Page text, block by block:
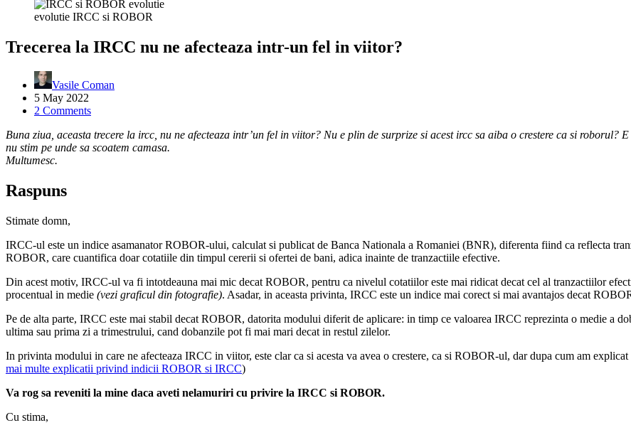
evolutie IRCC si ROBOR
Trecerea la IRCC nu ne afecteaza intr-un fel in viitor?
Vasile Coman
5 May 2022
2 Comments
Buna ziua, aceasta trecere la ircc, nu ne afecteaza intr’un fel in viitor? Nu e plin de surprize si acest ircc sa aiba o crestere ca si roborul?
nu stim pe unde sa scoatem camasa.
Multumesc.
Raspuns
Stimate domn,
IRCC-ul este un indice asamanator ROBOR-ului, calculat si publicat de Banca Nationala a Romaniei (BNR), diferenta fiind ca reflecta
ROBOR, care cuantifica doar cotatiile din timpul cererii si ofertei de bani, adica inainte de tranzactiile efective.
Din acest motiv, IRCC-ul va fi intotdeauna mai mic decat ROBOR, pentru ca nivelul cotatiilor este mai ridicat decat cel al tranzactiilor
procentual in medie (vezi graficul din fotografie). Asadar, in aceasta privinta, IRCC este un indice mai corect si mai avantajos decat
Pe de alta parte, IRCC este mai stabil decat ROBOR, datorita modului diferit de aplicare: in timp ce valoarea IRCC reprezinta o medie a
ultima sau prima zi a trimestrului, cand dobanzile pot fi mai mari decat in restul zilelor.
In privinta modului in care ne afecteaza IRCC in viitor, este clar ca si acesta va avea o crestere, ca si ROBOR-ul, dar dupa cum am
mai multe explicatii privind indicii ROBOR si IRCC)
Va rog sa reveniti la mine daca aveti nelamuriri cu privire la IRCC si ROBOR.
Cu stima,